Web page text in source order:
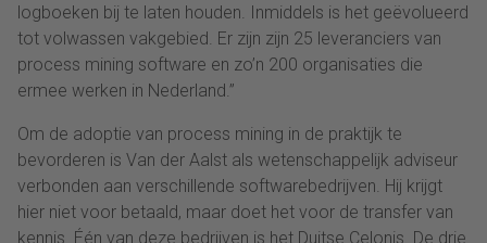
logboeken bij te laten houden. Inmiddels is het geëvolueerd
tot volwassen vakgebied. Er zijn zijn 25 leveranciers van
process mining software en zo’n 200 organisaties die
ermee werken in Nederland.”
Om de adoptie van process mining in de praktijk te
bevorderen is Van der Aalst als wetenschappelijk adviseur
verbonden aan verschillende softwarebedrijven. Hij krijgt
hier niet voor betaald, maar doet het voor de transfer van
kennis. Één van deze bedrijven is het Duitse Celonis. De drie